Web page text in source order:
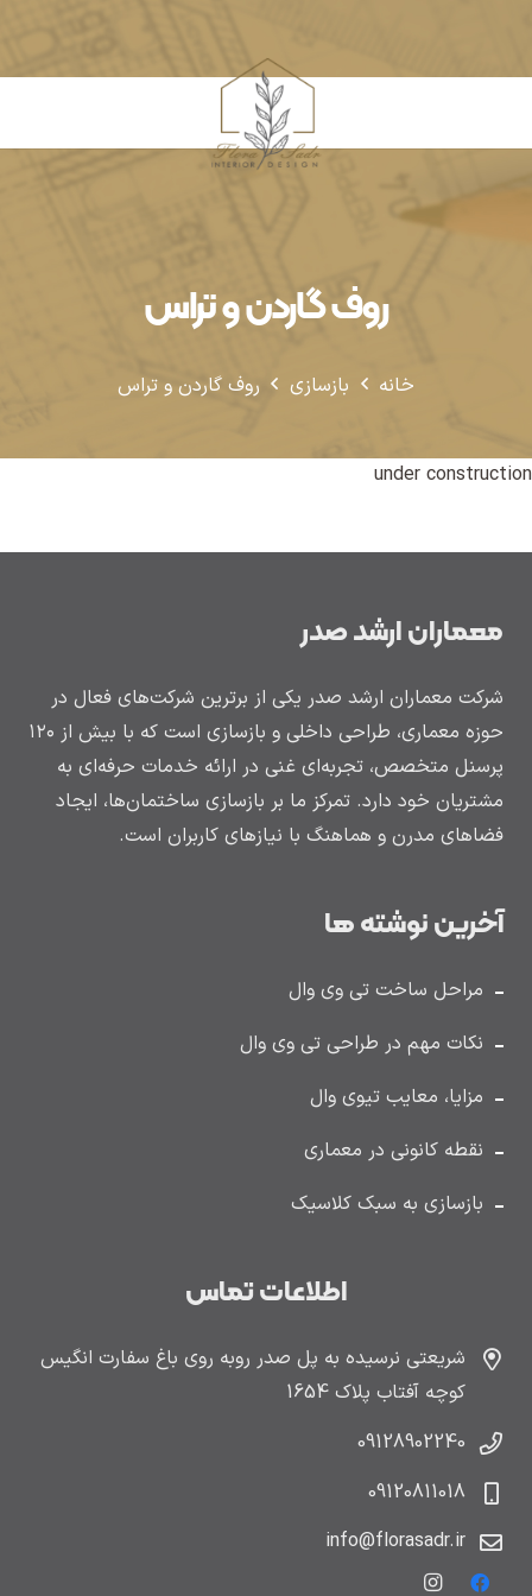
روف گاردن و تراس
خانه بازسازی روف گاردن و تراس
under construction
معماران ارشد صدر
شرکت معماران ارشد صدر یکی از برترین شرکت‌های فعال در
حوزه معماری، طراحی داخلی و بازسازی است که با بیش از ۱۲۰
پرسنل متخصص، تجربه‌ای غنی در ارائه خدمات حرفه‌ای به
مشتریان خود دارد. تمرکز ما بر بازسازی ساختمان‌ها، ایجاد
فضاهای مدرن و هماهنگ با نیازهای کاربران است.
آخرین نوشته ها
مراحل ساخت تی وی وال
نکات مهم در طراحی تی وی وال
مزایا، معایب تیوی وال
نقطه کانونی در معماری
بازسازی به سبک کلاسیک
اطلاعات تماس
شریعتی نرسیده به پل صدر روبه روی باغ سفارت انگیس
کوچه آفتاب پلاک 1654
09128902240
09120811018
info@florasadr.ir